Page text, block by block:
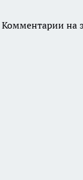
Комментарии на